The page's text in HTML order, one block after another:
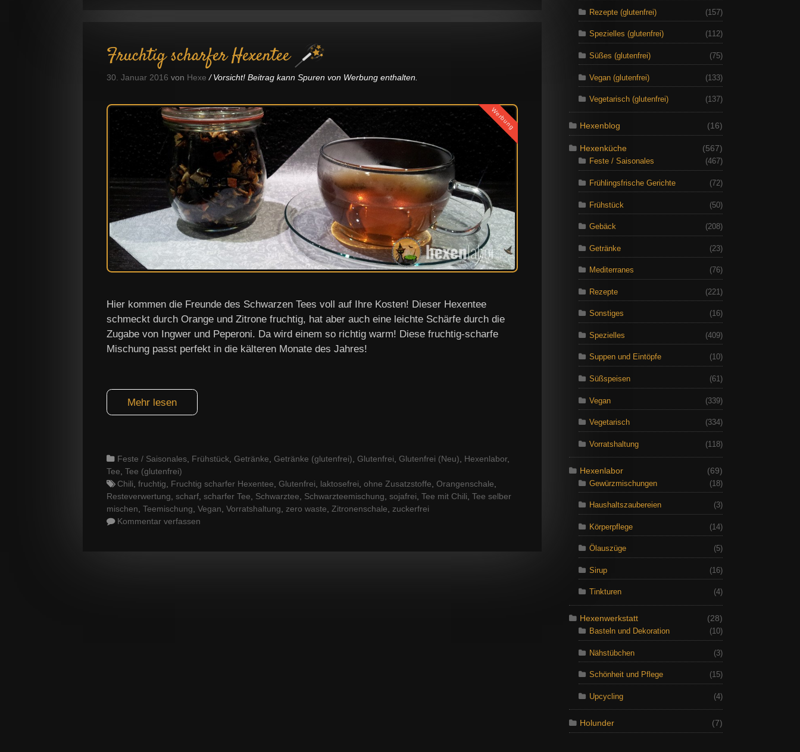
Fruchtig scharfer Hexentee
30. Januar 2016 von Hexe Vorsicht! Beitrag kann Spuren von Werbung enthalten.
Werbung
Hier kommen die Freunde des Schwarzen Tees voll auf Ihre Kosten! Dieser Hexentee
schmeckt durch Orange und Zitrone fruchtig, hat aber auch eine leichte Schärfe durch die
Zugabe von Ingwer und Peperoni. Da wird einem so richtig warm! Diese fruchtig-scharfe
Mischung passt perfekt in die kälteren Monate des Jahres!
Mehr lesen
Categories
Feste / Saisonales Frühstück Getränke Getränke (glutenfrei) Glutenfrei Glutenfrei (Neu) Hexenlabor,
Tee Tee (glutenfrei)
Tags
Chili fruchtig Fruchtig scharfer Hexentee Glutenfrei laktosefrei ohne Zusatzstoffe Orangenschale
Resteverwertung scharf scharfer Tee Schwarztee Schwarzteemischung sojafrei Tee mit Chili Tee selber
mischen Teemischung Vegan Vorratshaltung zero waste Zitronenschale
zuckerfrei
Kommentar verfassen
Rezepte (glutenfrei) (157)
Spezielles (glutenfrei) (112)
Süßes (glutenfrei) (75)
Vegan (glutenfrei) (133)
Vegetarisch (glutenfrei) (137)
Hexenblog (16)
Hexenküche
(567)
Feste / Saisonales
(467)
Frühlingsfrische Gerichte (72)
Frühstück (50)
Gebäck (208)
Getränke (23)
Mediterranes (76)
Rezepte (221)
Sonstiges (16)
Spezielles (409)
Suppen und Eintöpfe (10)
Süßspeisen (61)
Vegan (339)
Vegetarisch (334)
Vorratshaltung (118)
Hexenlabor
(69)
Gewürzmischungen
(18)
Haushaltszaubereien (3)
Körperpflege (14)
Ölauszüge (5)
Sirup (16)
Tinkturen (4)
Hexenwerkstatt
(28)
Basteln und Dekoration
(10)
Nähstübchen (3)
Schönheit und Pflege (15)
Upcycling (4)
Holunder (7)